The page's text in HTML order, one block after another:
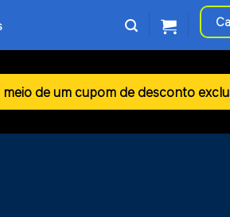
de um cupom de desconto